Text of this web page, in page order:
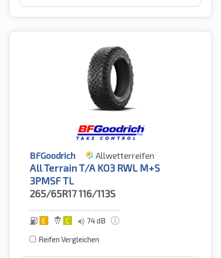
BFGoodrich Allwetterreifen
All Terrain T/A KO3 RWL M+S
3PMSF TL
265/65R17116/113S
E C 74 dB
Reifen Vergleichen